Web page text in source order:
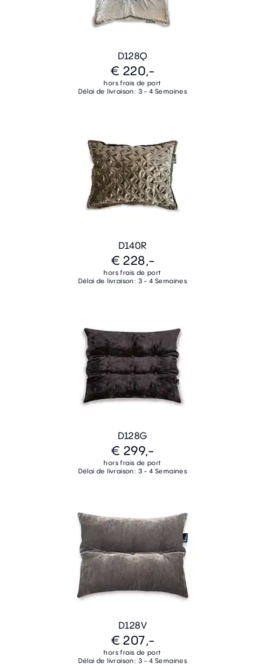
D128Q
€ 220,-
hors frais de port
Délai de livraison: 3 - 4 Semaines
D140R
€ 228,-
hors frais de port
Délai de livraison: 3 - 4 Semaines
D128G
€ 299,-
hors frais de port
Délai de livraison: 3 - 4 Semaines
D128V
€ 207,-
hors frais de port
Délai de livraison: 3 - 4 Semaines